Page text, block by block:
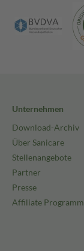
Unternehmen
Download-Archiv
Über Sanicare
Stellenangebote
Partner
Presse
Affiliate Programm